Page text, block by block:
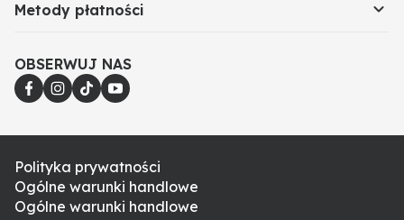
Metody płatności
OBSERWUJ NAS
Polityka prywatności
Ogólne warunki handlowe
Ogólne warunki handlowe